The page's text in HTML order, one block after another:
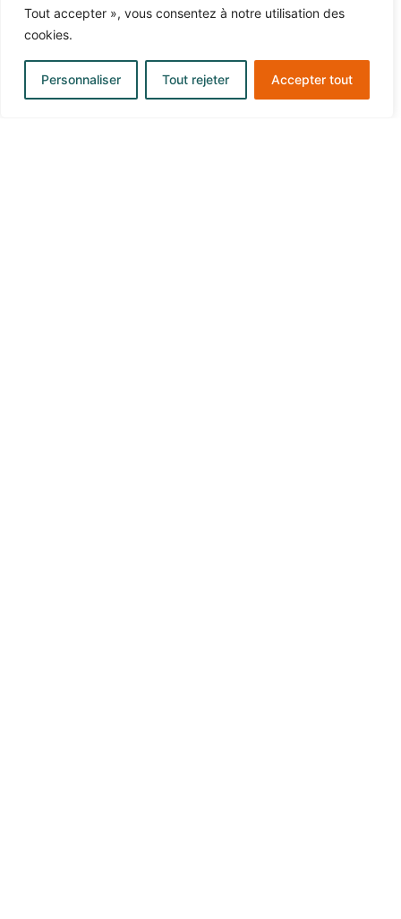
Tout accepter », vous consentez à notre utilisation des
cookies.
Personnaliser Tout rejeter Accepter tout